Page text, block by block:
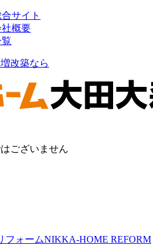
サイト
概要
改築なら
ございません
フォームNIKKA-HOME REFORM